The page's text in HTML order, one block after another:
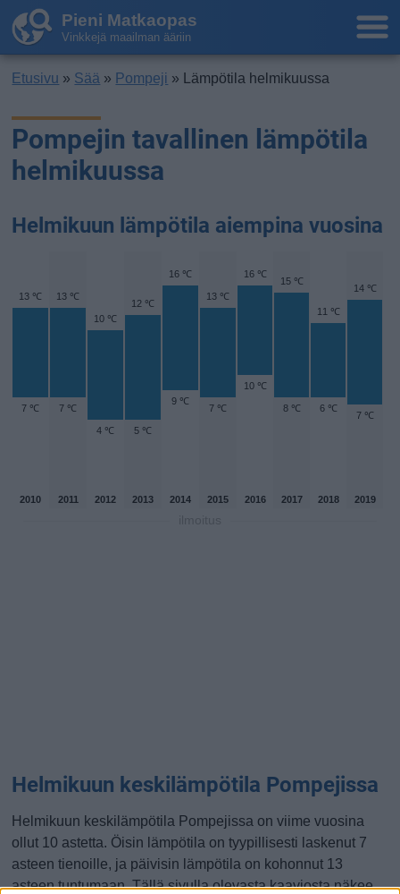
Pieni Matkaopas
Vinkkejä maailman ääriin
Etusivu » Sää » Pompeji » Lämpötila helmikuussa
Pompejin tavallinen lämpötila
helmikuussa
Helmikuun lämpötila aiempina vuosina
13 ℃
7 ℃
13 ℃
7 ℃
10 ℃
4 ℃
12 ℃
5 ℃
16 ℃
9 ℃
13 ℃
7 ℃
16 ℃
10 ℃
15 ℃
8 ℃
11 ℃
6 ℃
14 ℃
7 ℃
2010 2011 2012 2013 2014 2015 2016 2017 2018 2019
Helmikuun keskilämpötila Pompejissa
Helmikuun keskilämpötila Pompejissa on viime vuosina
ollut 10 astetta. Öisin lämpötila on tyypillisesti laskenut 7
asteen tienoille, ja päivisin lämpötila on kohonnut 13
asteen tuntumaan. Tällä sivulla olevasta kaaviosta näkee,